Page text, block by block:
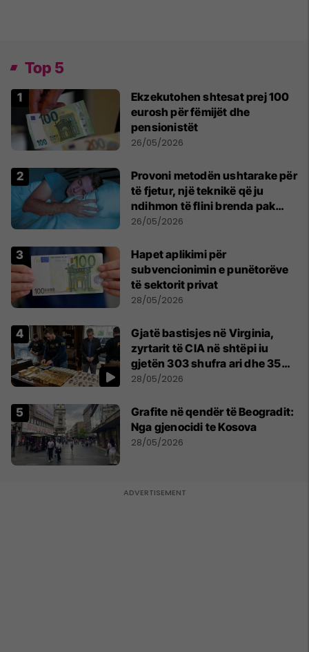
Top 5
Ekzekutohen shtesat prej 100
eurosh për fëmijët dhe
pensionistët
26/05/2026
Provoni metodën ushtarake për
të fjetur, një teknikë që ju
ndihmon të flini brenda pak
minutash
26/05/2026
Hapet aplikimi për
subvencionimin e punëtorëve
të sektorit privat
28/05/2026
Gjatë bastisjes në Virginia,
zyrtarit të CIA në shtëpi iu
gjetën 303 shufra ari dhe 35
orë luksoze Rolex
28/05/2026
Grafite në qendër të Beogradit:
Nga gjenocidi te Kosova
28/05/2026